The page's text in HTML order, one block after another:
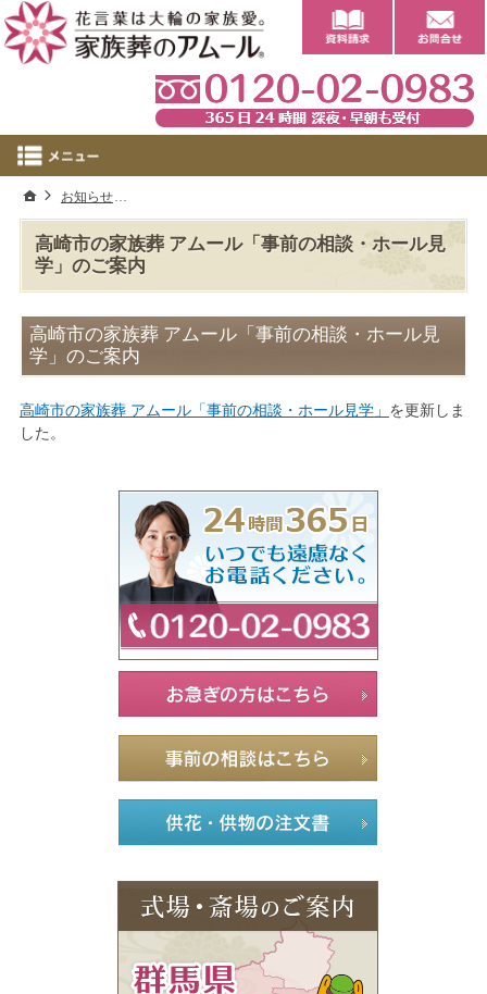
高崎市の家族葬 アムール「事前の相談・ホール見
学」のご案内
高崎市の家族葬 アムール「事前の相談・ホール見
学」のご案内
高崎市の家族葬 アムール「事前の相談・ホール見学」 を更新しま
した。
ホーム
お知らせ